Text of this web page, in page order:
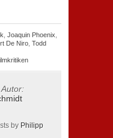
Joaquin Phoenix
De Niro Todd
by Philipp